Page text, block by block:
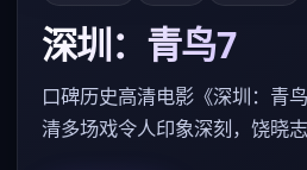
深圳：青鸟7
口碑历史高清电影《深圳：青
清多场戏令人印象深刻，饶晓